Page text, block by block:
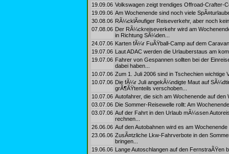
19.09.06 Volkswagen zeigt trendiges Offroad-Crafter-
19.09.06 Am Wochenende sind noch viele
30.08.06 RÃ¼cklÃ¤ufiger Reiseverkehr, aber noch
07.08.06 Der RÃ¼ckreiseverkehr wird am
in Richtung SÃ¼den...
24.07.06 Karten fÃ¼r FuÃŸball-Camp auf dem
19.07.06 Laut ADAC werden die Urlauberstaus am
19.07.06 Fahrer von Gespannen sollten bei der
dabei haben...
10.07.06 Zum 1. Juli 2006 sind in Tschechien wichtige
10.07.06 Die fÃ¼r Juli angekÃ¼ndigte Maut auf
grÃ¶ÃŸtenteils verschoben...
10.07.06 Autofahrer, die sich am Wochenende auf
03.07.06 Die Sommer-Reisewelle rollt: Am
03.07.06 Auf der Fahrt in den Urlaub mÃ¼ssen
rechnen...
26.06.06 Auf den Autobahnen wird es am
23.06.06 ZusÃ¤tzliche Lkw-Fahrverbote in den
bringen...
19.06.06 Lange Autoschlangen auf den FernstraÃŸen